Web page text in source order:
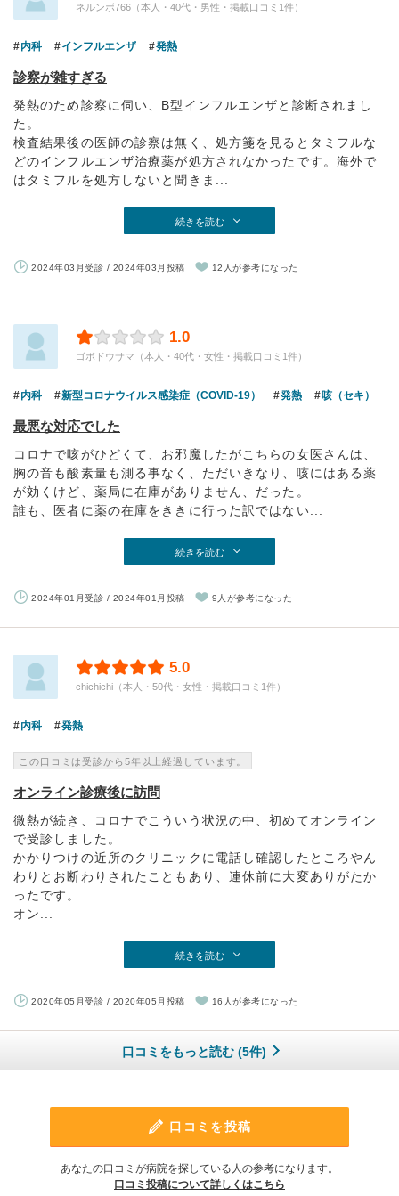
ネルンボ766（本人・40代・男性・掲載口コミ1件）
内科 インフルエンザ 発熱
診察が雑すぎる
発熱のため診察に伺い、B型インフルエンザと診断されまし
た。
検査結果後の医師の診察は無く、処方箋を見るとタミフルな
どのインフルエンザ治療薬が処方されなかったです。海外で
はタミフルを処方しないと聞きま...
続きを読む
2024年03月受診 / 2024年03月投稿 12人が参考になった
1.0
ゴボドウサマ（本人・40代・女性・掲載口コミ1件）
内科 新型コロナウイルス感染症（COVID-19） 発熱 咳（セキ）
最悪な対応でした
コロナで咳がひどくて、お邪魔したがこちらの女医さんは、
胸の音も酸素量も測る事なく、ただいきなり、咳にはある薬
が効くけど、薬局に在庫がありません、だった。
誰も、医者に薬の在庫をききに行った訳ではない...
続きを読む
2024年01月受診 / 2024年01月投稿 9人が参考になった
5.0
chichichi（本人・50代・女性・掲載口コミ1件）
内科 発熱
この口コミは受診から5年以上経過しています。
オンライン診療後に訪問
微熱が続き、コロナでこういう状況の中、初めてオンライン
で受診しました。
かかりつけの近所のクリニックに電話し確認したところやん
わりとお断わりされたこともあり、連休前に大変ありがたか
ったです。
オン...
続きを読む
2020年05月受診 / 2020年05月投稿 16人が参考になった
口コミをもっと読む (5件)
口コミを投稿
あなたの口コミが病院を探している人の参考になります。
口コミ投稿について詳しくはこちら